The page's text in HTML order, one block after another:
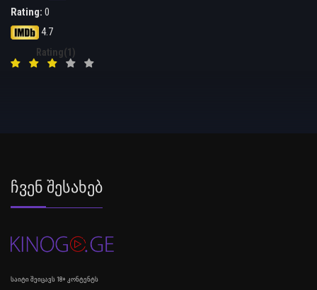
Rating: 0
4.7
Rating(1)
Ჩვენ Შესახებ
საიტი შეიცავს 18+ კონტენტს